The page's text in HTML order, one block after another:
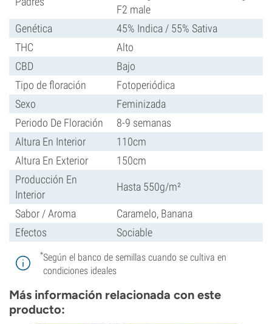
F2 male
Genética
45% Indica / 55% Sativa
THC
Alto
CBD
Bajo
Tipo de floración
Fotoperiódica
Sexo
Feminizada
Periodo De Floración
8-9 semanas
Altura En Interior
110cm
Altura En Exterior
150cm
Producción En
Interior
Hasta 550g/m²
Sabor / Aroma
Caramelo, Banana
Efectos
Sociable
*Según el banco de semillas cuando se cultiva en
condiciones ideales
Más información relacionada con este
producto: